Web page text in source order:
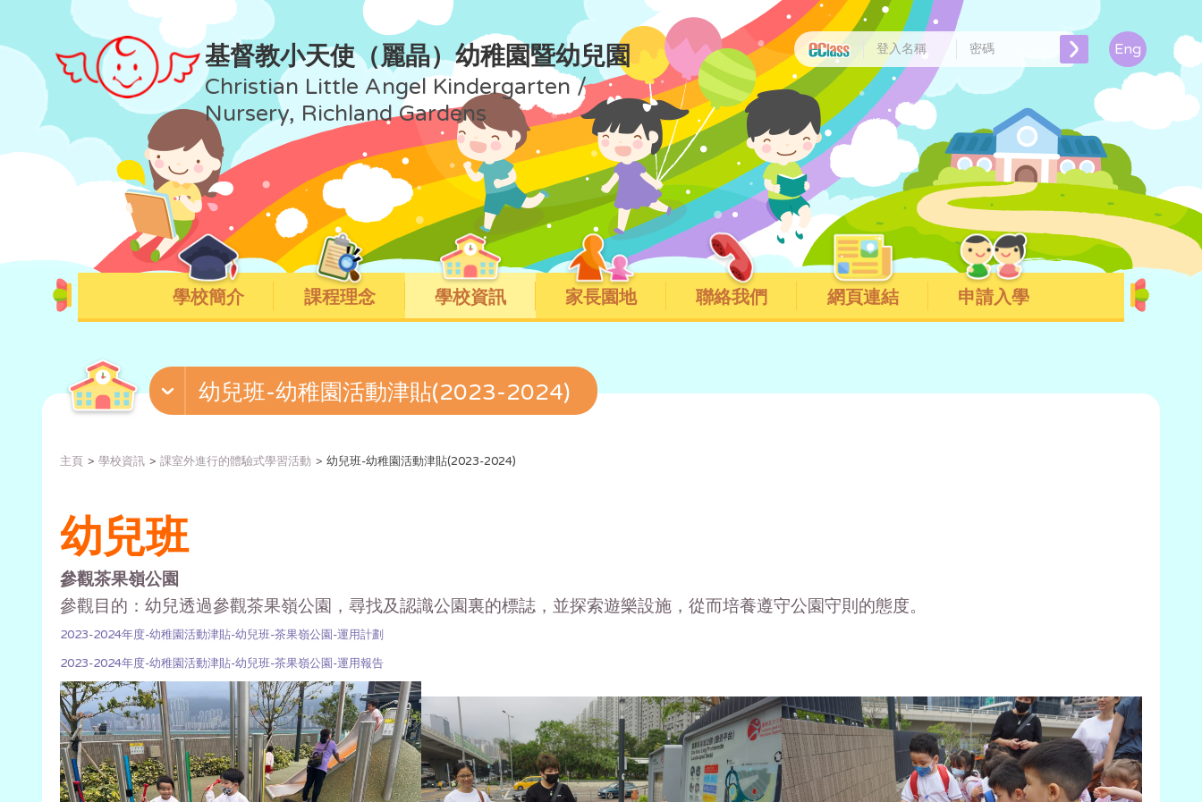
基督教小天使（麗晶）幼稚園暨幼兒園
Christian Little Angel Kindergarten /
Nursery, Richland Gardens
Eng
學校簡介 課程理念 學校資訊 家長園地 聯絡我們 網頁連結 申請入學
幼兒班-幼稚園活動津貼(2023-2024)
主頁 學校資訊 課室外進行的體驗式學習活動 幼兒班-幼稚園活動津貼(2023-2024)
幼兒班
參觀茶果嶺公園
參觀目的：幼兒透過參觀茶果嶺公園，尋找及認識公園裏的標誌，並探索遊樂設施，從而培養遵守公園守則的態度。
2023-2024年度-幼稚園活動津貼-幼兒班-茶果嶺公園-運用計劃
2023-2024年度-幼稚園活動津貼-幼兒班-茶果嶺公園-運用報告